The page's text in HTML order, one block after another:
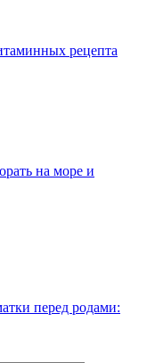
рецепта
на море и
перед родами: